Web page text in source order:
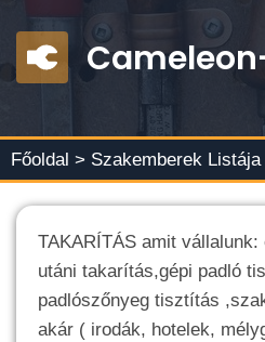
Főoldal > Szakemberek Listája
TAKARÍTÁS amit
utáni takarítás,gépi padló
padlószőnyeg tisztítás
akár ( irodák, hotelek,